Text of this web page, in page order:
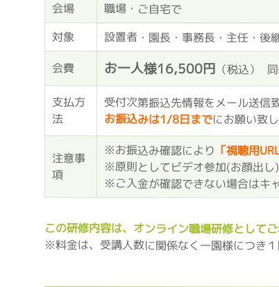
会場 職場・ご自宅で
対象 設置者・園長・事務長・主任・後
会費 お一人様16,500円 （税込）
支払方
法
受付次第振込先情報をメール送信
お振込みは1/8日までにお願い致し
注意事
項
※お振込み確認により 「視聴用
※原則としてビデオ参加(お顔出し
※ご入金が確認できない場合はキ
この研修内容は、オンライン職場研修として
※料金は、受講人数に関係なく一園様につき